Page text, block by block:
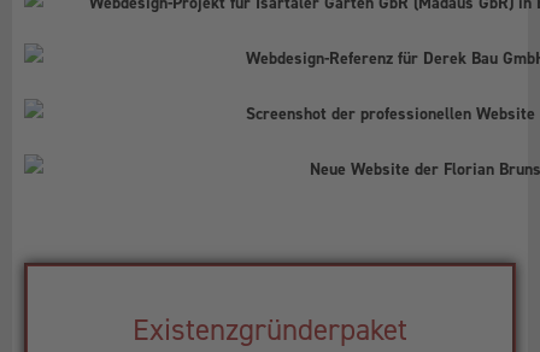
Existenzgründerpaket